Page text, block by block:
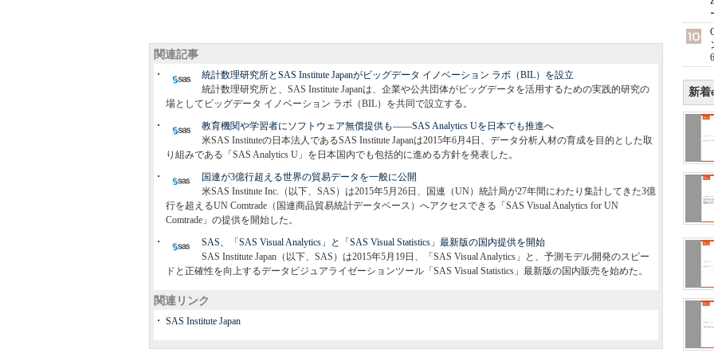
関連記事
統計数理研究所とSAS Institute Japanがビッグデータ イノベーション ラボ（BIL）を設立
統計数理研究所と、SAS Institute Japanは、企業や公共団体がビッグデータを活用するための実践的研究の
場としてビッグデータ イノベーション ラボ（BIL）を共同で設立する。
教育機関や学習者にソフトウェア無償提供も――SAS Analytics Uを日本でも推進へ
米SAS Instituteの日本法人であるSAS Institute Japanは2015年6月4日、データ分析人材の育成を目的とした取
り組みである「SAS Analytics U」を日本国内でも包括的に進める方針を発表した。
国連が3億行超える世界の貿易データを一般に公開
米SAS Institute Inc.（以下、SAS）は2015年5月26日、国連（UN）統計局が27年間にわたり集計してきた3億
行を超えるUN Comtrade（国連商品貿易統計データベース）へアクセスできる「SAS Visual Analytics for UN
Comtrade」の提供を開始した。
SAS、「SAS Visual Analytics」と「SAS Visual Statistics」最新版の国内提供を開始
SAS Institute Japan（以下、SAS）は2015年5月19日、「SAS Visual Analytics」と、予測モデル開発のスピー
ドと正確性を向上するデータビジュアライゼーションツール「SAS Visual Statistics」最新版の国内販売を始めた。
関連リンク
SAS Institute Japan
新着